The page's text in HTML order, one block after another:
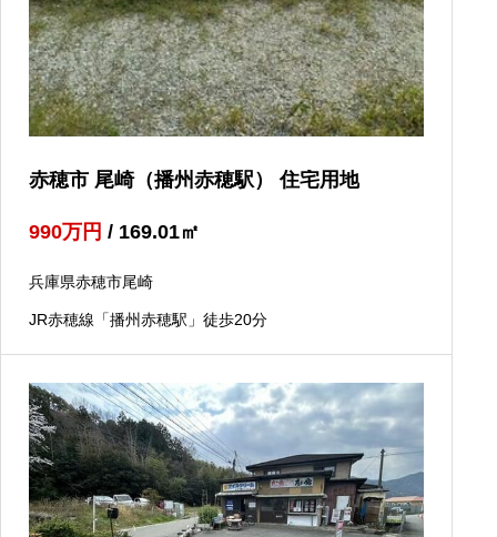
赤穂市 尾崎（播州赤穂駅） 住宅用地
990万円 / 169.01㎡
兵庫県赤穂市尾崎
JR赤穂線「播州赤穂駅」徒歩20分